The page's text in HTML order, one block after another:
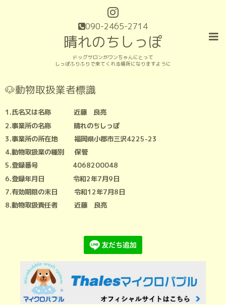
090-2465-2714
晴れのちしっぽ
ドッグサロンがワンちゃんにとって
しっぽふりふりで来てくれる場所になりますように
🐶動物取扱業者標識
1.氏名又は名称 近藤 良亮
2.事業所の名称 晴れのちしっぽ
3.事業所の所在地 福岡県小郡市三沢4225-23
4.動物取扱業の種別 保管
5.登録番号 4068200048
6.登録年月日 令和2年7月9日
7.有効期限の末日 令和12年7月8日
8.動物取扱責任者 近藤 良亮